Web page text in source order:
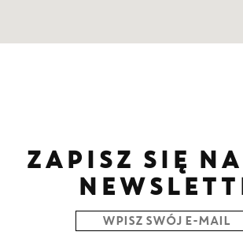
ZAPISZ SIĘ